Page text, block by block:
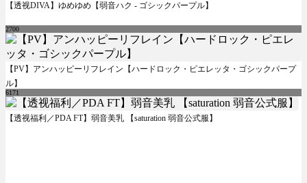
【透视DIVA】ゆめゆめ【弱音ハク - ゴシックパープル】
2700
【PV】アンハッピーリフレイン【ハードロック・ピエレッタ・ゴシックパープ
ル】
6171
【透视福利／PDA FT】弱音美乳 【saturation 弱音公式服】